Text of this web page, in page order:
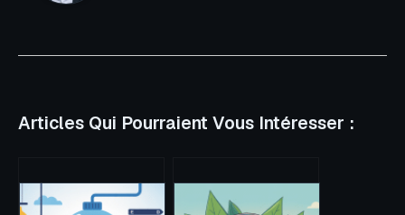
Articles Qui Pourraient Vous Intéresser :